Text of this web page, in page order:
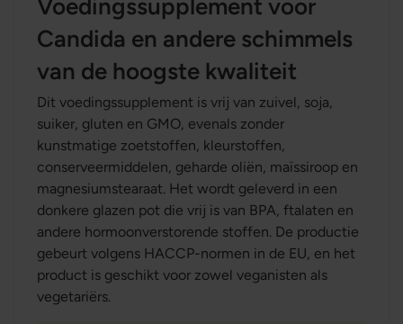
Voedingssupplement voor
Candida en andere schimmels
van de hoogste kwaliteit
Dit voedingssupplement is vrij van zuivel, soja,
suiker, gluten en GMO, evenals zonder
kunstmatige zoetstoffen, kleurstoffen,
conserveermiddelen, geharde oliën, maïssiroop en
magnesiumstearaat. Het wordt geleverd in een
donkere glazen pot die vrij is van BPA, ftalaten en
andere hormoonverstorende stoffen. De productie
gebeurt volgens HACCP-normen in de EU, en het
product is geschikt voor zowel veganisten als
vegetariërs.